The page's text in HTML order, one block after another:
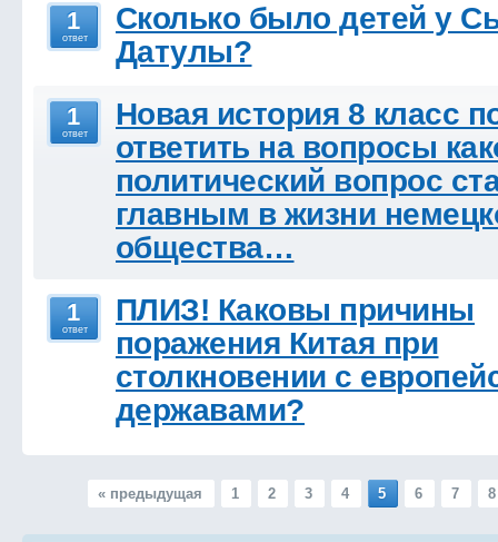
1
ответ
Сколько было детей у
Датулы?
1
ответ
Новая история 8 класс
ответить на вопросы
политический вопрос
главным в жизни
общества…
1
ответ
ПЛИЗ! Каковы причины
поражения Китая при
столкновении с
державами?
« предыдущая 1 2 3 4 5 6 7 8